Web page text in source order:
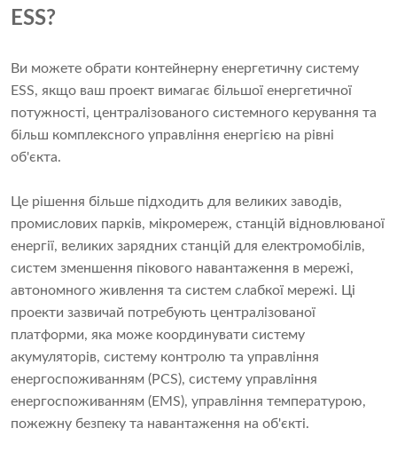
ESS?
Ви можете обрати контейнерну енергетичну систему
ESS, якщо ваш проект вимагає більшої енергетичної
потужності, централізованого системного керування та
більш комплексного управління енергією на рівні
об'єкта.
Це рішення більше підходить для великих заводів,
промислових парків, мікромереж, станцій відновлюваної
енергії, великих зарядних станцій для електромобілів,
систем зменшення пікового навантаження в мережі,
автономного живлення та систем слабкої мережі. Ці
проекти зазвичай потребують централізованої
платформи, яка може координувати систему
акумуляторів, систему контролю та управління
енергоспоживанням (PCS), систему управління
енергоспоживанням (EMS), управління температурою,
пожежну безпеку та навантаження на об'єкті.